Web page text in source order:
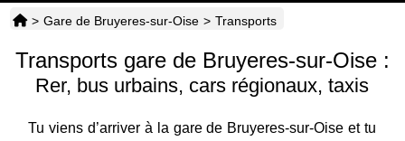
Transports
Horaires
> Gare de Bruyeres-sur-Oise > Transports
Transports gare de Bruyeres-sur-Oise :
Rer, bus urbains, cars régionaux, taxis
Tu viens d’arriver à la gare de Bruyeres-sur-Oise et tu